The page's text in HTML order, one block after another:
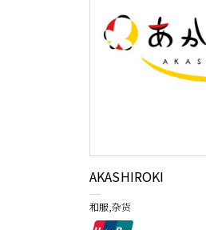
AKASHIROKI
和服,杂货